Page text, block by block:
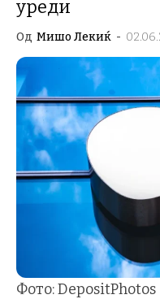
уреди
Од Мишо Лекиќ -
Фото: DepositPhotos